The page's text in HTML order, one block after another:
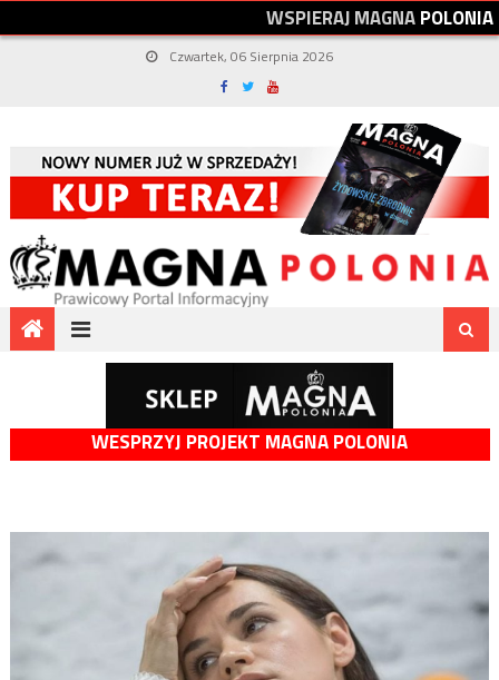
WSPIERAJMAGNAPOLONIA
Czwartek, 06 Sierpnia 2026
WESPRZYJ PROJEKT MAGNA POLONIA